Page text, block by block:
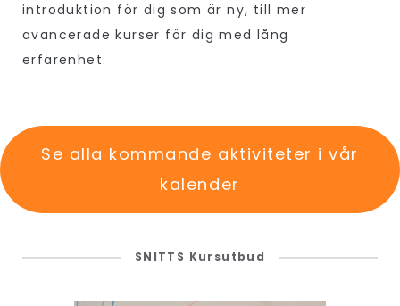
introduktion för dig som är ny, till mer
avancerade kurser för dig med lång
erfarenhet.
Se alla kommande aktiviteter i vår
kalender
SNITTS Kursutbud